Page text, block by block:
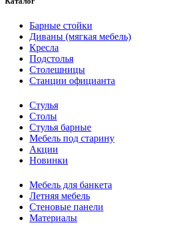
Барные стойки
Диваны (мягкая мебель)
Кресла
Подстолья
Столешницы
Станции официанта
Стулья
Столы
Стулья барные
Мебель под старину
Акции
Новинки
Мебель для банкета
Летняя мебель
Стеновые панели
Материалы